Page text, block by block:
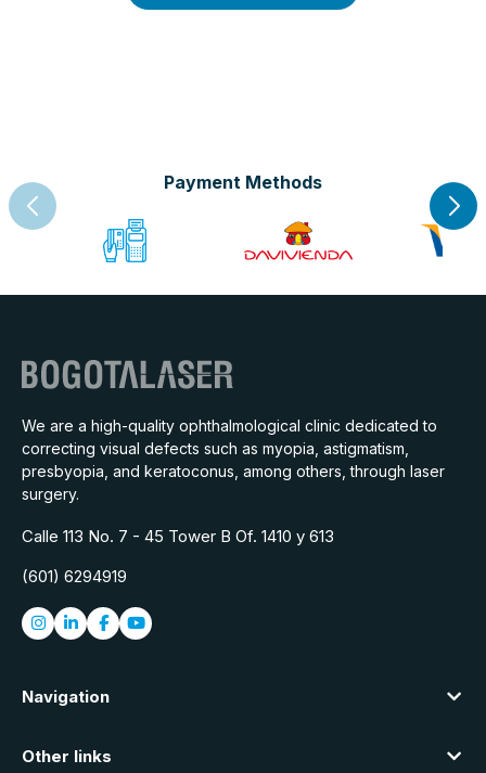
Payment Methods
We are a high-quality ophthalmological clinic dedicated to
correcting visual defects such as myopia, astigmatism,
presbyopia, and keratoconus, among others, through laser
surgery.
Calle 113 No. 7 - 45 Tower B Of. 1410 y 613
(601) 6294919
Navigation
Other links